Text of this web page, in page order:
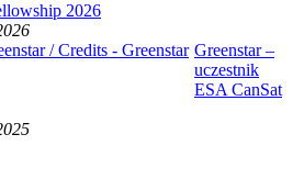
2026
Greenstar –
uczestnik
ESA CanSat